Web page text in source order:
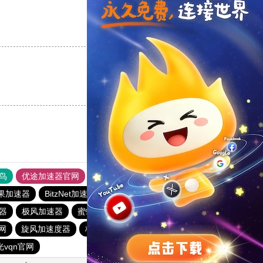
反对
反对[0]
优途加速器官网 风驰加速器 旋风加速器
八戒看书
加速器
BitzNet加速器 安易加速器
outline
极风加速器 蜜蜂加速器 旋风加速度器
ios加速器
旋风加速度器 极光aurora加速器
每天试用一小时加速器
vqn官网